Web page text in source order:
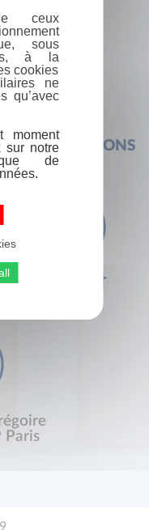
AUX QUESTIONS
CONTACT
Paris
ceux
sous
à la
cookies
ne
qu’avec
moment
sur notre
de